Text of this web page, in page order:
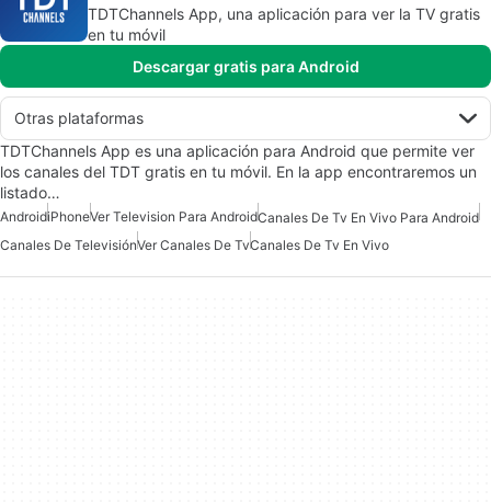
TDTChannels App, una aplicación para ver la TV gratis
en tu móvil
Descargar gratis para Android
Otras plataformas
TDTChannels App es una aplicación para Android que permite ver
los canales del TDT gratis en tu móvil. En la app encontraremos un
listado…
AndroidiPhoneVer Television Para AndroidCanales De Tv En Vivo Para Android
Canales De TelevisiónVer Canales De TvCanales De Tv En Vivo